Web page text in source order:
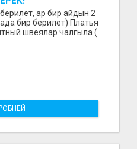
ар бир айдын 2
бир берилет) Платья
швеялар чалгыла (